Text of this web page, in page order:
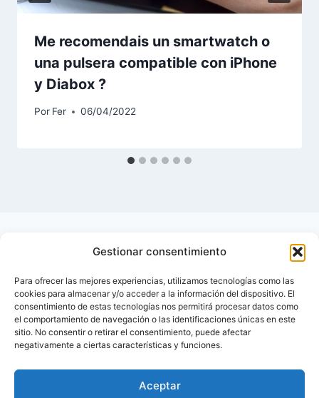
Gestionar consentimiento
Para ofrecer las mejores experiencias, utilizamos tecnologías como las
cookies para almacenar y/o acceder a la información del dispositivo. El
consentimiento de estas tecnologías nos permitirá procesar datos como
el comportamiento de navegación o las identificaciones únicas en este
sitio. No consentir o retirar el consentimiento, puede afectar
negativamente a ciertas características y funciones.
Aceptar
Me recomendais un smartwatch o
una pulsera compatible con iPhone
y Diabox ?
Por Fer 06/04/2022